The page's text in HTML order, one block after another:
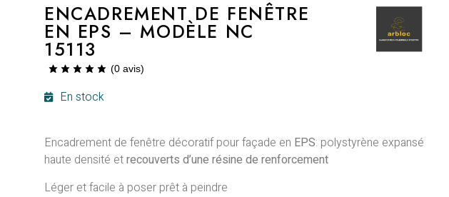
ENCADREMENT DE FENÊTRE
EN EPS – MODÈLE NC
15113
(0avis)
En stock
Encadrement de fenêtre décoratif pour façade en EPS: polystyrène expansé
haute densité etrecouverts d’une résine de renforcement
Léger et facile à poser prêt à peindre